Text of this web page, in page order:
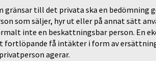
gränsar till det privata ska en
som säljer, hyr ut eller på annat sätt
inte en beskattningsbar person. En
fortlöpande få intäkter i form av
agerar.